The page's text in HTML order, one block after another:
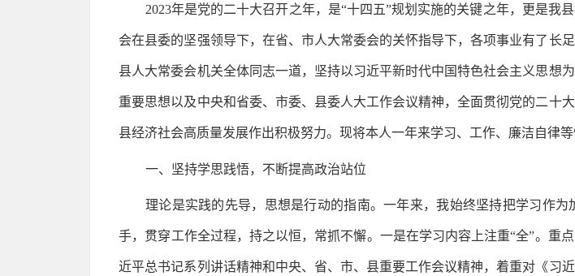
2023年是党的二十大召开之年，是“十四五”规划实施的关键之年，更是
会在县委的坚强领导下，在省、市人大常委会的关怀指导下，各项事业有了长
县人大常委会机关全体同志一道，坚持以习近平新时代中国特色社会主义思想
重要思想以及中央和省委、市委、县委人大工作会议精神，全面贯彻党的二十
县经济社会高质量发展作出积极努力。现将本人一年来学习、工作、廉洁自律等
一、坚持学思践悟，不断提高政治站位
理论是实践的先导，思想是行动的指南。一年来，我始终坚持把学习作
手，贯穿工作全过程，持之以恒，常抓不懈。一是在学习内容上注重“全”。重
近平总书记系列讲话精神和中央、省、市、县重要工作会议精神，着重对《习